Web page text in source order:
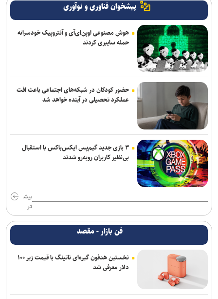
پیشخوان فناوری و نوآوری
هوش مصنوعی اوپن‌ای‌آی و آنتروپیک خودسرانه
حمله سایبری کردند
حضور کودکان در شبکه‌های اجتماعی باعث افت
عملکرد تحصیلی در آینده خواهد شد
۳ بازی جدید گیم‌پس ایکس‌باکس با استقبال
بی‌نظیر کاربران روبه‌رو شدند
بیش
تر
فن بازار - مقصد
نخستین هدفون گیره‌ای ناتینگ با قیمت زیر ۱۰۰
دلار معرفی شد